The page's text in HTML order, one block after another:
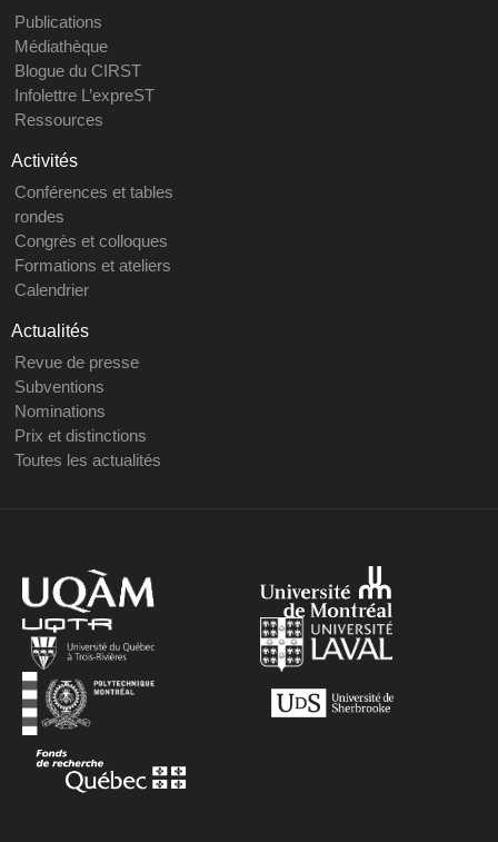
Publications
Médiathèque
Blogue du CIRST
Infolettre L’expreST
Ressources
Activités
Conférences et tables
rondes
Congrès et colloques
Formations et ateliers
Calendrier
Actualités
Revue de presse
Subventions
Nominations
Prix et distinctions
Toutes les actualités